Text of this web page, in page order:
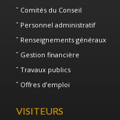
Comités du Conseil
Personnel administratif
Renseignements généraux
Gestion financière
Travaux publics
Offres d’emploi
VISITEURS